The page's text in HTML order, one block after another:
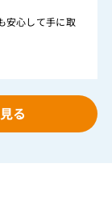
安心して手に取
る